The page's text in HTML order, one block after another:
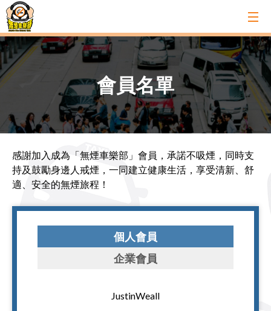
會員名單
感謝加入成為「無煙車樂部」會員，承諾不吸煙，同時支
持及鼓勵身邊人戒煙，一同建立健康生活，享受清新、舒
適、安全的無煙旅程！
個人會員
企業會員
JustinWeall